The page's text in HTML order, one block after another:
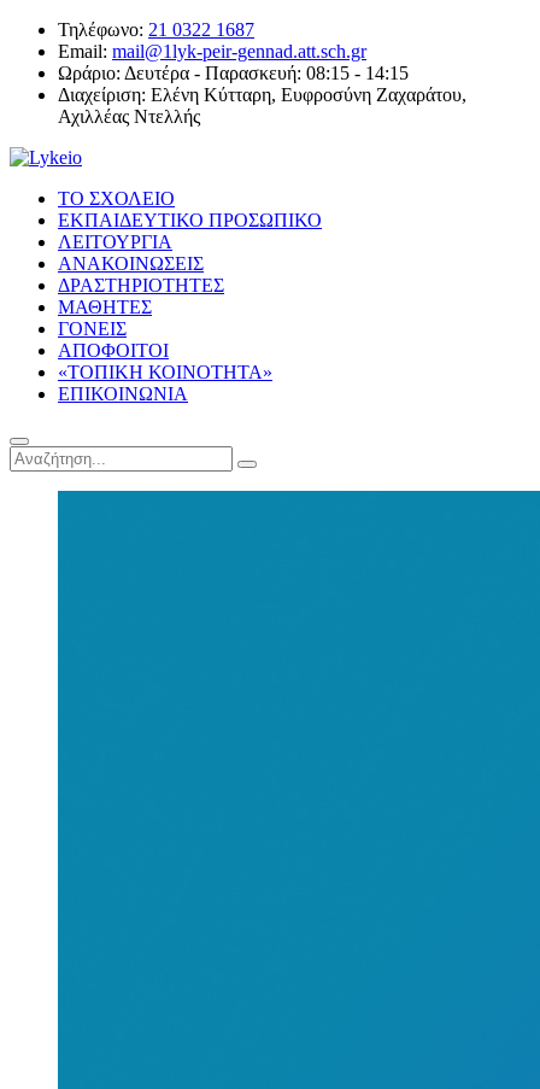
Τηλέφωνο: 21 0322 1687
Email: mail@1lyk-peir-gennad.att.sch.gr
Ωράριο: Δευτέρα - Παρασκευή: 08:15 - 14:15
Διαχείριση: Ελένη Κύτταρη, Ευφροσύνη Ζαχαράτου,
Αχιλλέας Ντελλής
ΤΟ ΣΧΟΛΕΙΟ
ΕΚΠΑΙΔΕΥΤΙΚΟ ΠΡΟΣΩΠΙΚΟ
ΛΕΙΤΟΥΡΓΙΑ
ΑΝΑΚΟΙΝΩΣΕΙΣ
ΔΡΑΣΤΗΡΙΟΤΗΤΕΣ
ΜΑΘΗΤΕΣ
ΓΟΝΕΙΣ
ΑΠΟΦΟΙΤΟΙ
«ΤΟΠΙΚΗ ΚΟΙΝΟΤΗΤΑ»
ΕΠΙΚΟΙΝΩΝΙΑ